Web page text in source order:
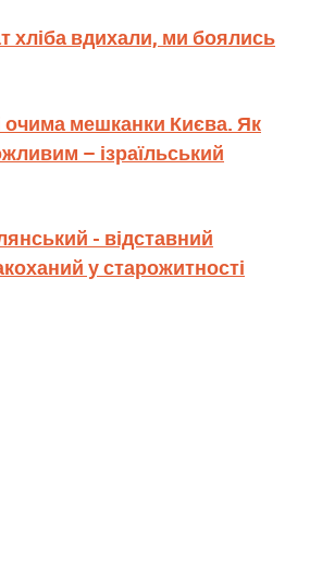
хліба вдихали, ми боялись
очима мешканки Києва. Як
– ізраїльський
- відставний
у старожитності